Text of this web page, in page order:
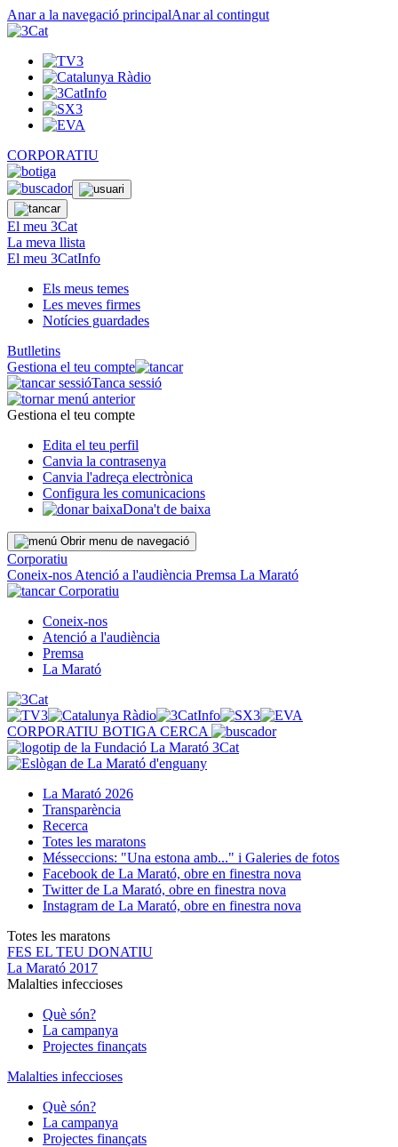
Anar a la navegació principalAnar al contingut
CORPORATIU
El meu 3Cat
La meva llista
El meu 3CatInfo
Els meus temes
Les meves firmes
Notícies guardades
Butlletins
Gestiona el teu compte
Tanca sessió
Gestiona el teu compte
Edita el teu perfil
Canvia la contrasenya
Canvia l'adreça electrònica
Configura les comunicacions
Dona't de baixa
Obrir menu de navegació
Corporatiu
Coneix-nos Atenció a l'audiència Premsa La Marató
Corporatiu
Coneix-nos
Atenció a l'audiència
Premsa
La Marató
CORPORATIU BOTIGA CERCA
La Marató 2026
Transparència
Recerca
Totes les maratons
Mésseccions: "Una estona amb..." i Galeries de fotos
Facebook de La Marató, obre en finestra nova
Twitter de La Marató, obre en finestra nova
Instagram de La Marató, obre en finestra nova
Totes les maratons
FES EL TEU DONATIU
La Marató 2017
Malalties infeccioses
Què són?
La campanya
Projectes finançats
Malalties infeccioses
Què són?
La campanya
Projectes finançats